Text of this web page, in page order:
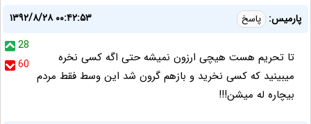
پارمیس: پاسخ
۱۳۹۲/۸/۲۸ ۰۰:۴۲:۵۳
28
60
تا تحریم هست هیچی ارزون نمیشه حتی اگه کسی نخره
میبینید که کسی نخرید و بازهم گرون شد این وسط فقط مردم
بیچاره له میشن!!!